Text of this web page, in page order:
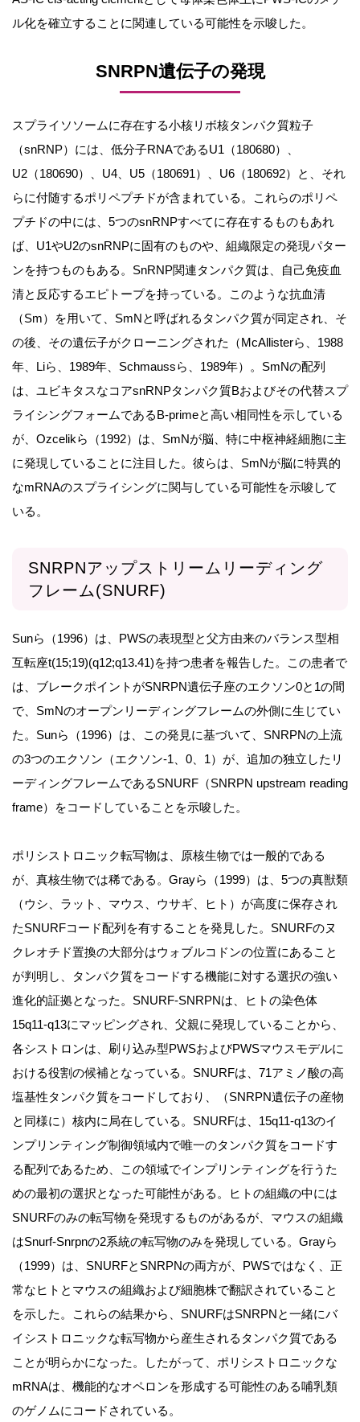
ル化を確立することに関連している可能性を示唆した。
SNRPN遺伝子の発現
スプライソソームに存在する小核リボ核タンパク質粒子
（snRNP）には、低分子RNAであるU1（180680）、
U2（180690）、U4、U5（180691）、U6（180692）と、それ
らに付随するポリペプチドが含まれている。これらのポリペ
プチドの中には、5つのsnRNPすべてに存在するものもあれ
ば、U1やU2のsnRNPに固有のものや、組織限定の発現パター
ンを持つものもある。SnRNP関連タンパク質は、自己免疫血
清と反応するエピトープを持っている。このような抗血清
（Sm）を用いて、SmNと呼ばれるタンパク質が同定され、そ
の後、その遺伝子がクローニングされた（McAllisterら、1988
年、Liら、1989年、Schmaussら、1989年）。SmNの配列
は、ユビキタスなコアsnRNPタンパク質Bおよびその代替スプ
ライシングフォームであるB-primeと高い相同性を示している
が、Ozcelikら（1992）は、SmNが脳、特に中枢神経細胞に主
に発現していることに注目した。彼らは、SmNが脳に特異的
なmRNAのスプライシングに関与している可能性を示唆して
いる。
SNRPNアップストリームリーディング
フレーム(SNURF)
Sunら（1996）は、PWSの表現型と父方由来のバランス型相
互転座t(15;19)(q12;q13.41)を持つ患者を報告した。この患者で
は、ブレークポイントがSNRPN遺伝子座のエクソン0と1の間
で、SmNのオープンリーディングフレームの外側に生じてい
た。Sunら（1996）は、この発見に基づいて、SNRPNの上流
の3つのエクソン（エクソン-1、0、1）が、追加の独立したリ
ーディングフレームであるSNURF（SNRPN upstream reading
frame）をコードしていることを示唆した。
ポリシストロニック転写物は、原核生物では一般的である
が、真核生物では稀である。Grayら（1999）は、5つの真獣類
（ウシ、ラット、マウス、ウサギ、ヒト）が高度に保存され
たSNURFコード配列を有することを発見した。SNURFのヌ
クレオチド置換の大部分はウォブルコドンの位置にあること
が判明し、タンパク質をコードする機能に対する選択の強い
進化的証拠となった。SNURF-SNRPNは、ヒトの染色体
15q11-q13にマッピングされ、父親に発現していることから、
各シストロンは、刷り込み型PWSおよびPWSマウスモデルに
おける役割の候補となっている。SNURFは、71アミノ酸の高
塩基性タンパク質をコードしており、（SNRPN遺伝子の産物
と同様に）核内に局在している。SNURFは、15q11-q13のイ
ンプリンティング制御領域内で唯一のタンパク質をコードす
る配列であるため、この領域でインプリンティングを行うた
めの最初の選択となった可能性がある。ヒトの組織の中には
SNURFのみの転写物を発現するものがあるが、マウスの組織
はSnurf-Snrpnの2系統の転写物のみを発現している。Grayら
（1999）は、SNURFとSNRPNの両方が、PWSではなく、正
常なヒトとマウスの組織および細胞株で翻訳されていること
を示した。これらの結果から、SNURFはSNRPNと一緒にバ
イシストロニックな転写物から産生されるタンパク質である
ことが明らかになった。したがって、ポリシストロニックな
mRNAは、機能的なオペロンを形成する可能性のある哺乳類
のゲノムにコードされている。